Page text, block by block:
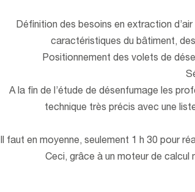
Définition des besoins en extraction
caractéristiques du bâtiment,
Positionnement des volets de
A la fin de l’étude de désenfumage les
technique très précis avec une
Il faut en moyenne, seulement 1 h 30 pour
Ceci, grâce à un moteur de